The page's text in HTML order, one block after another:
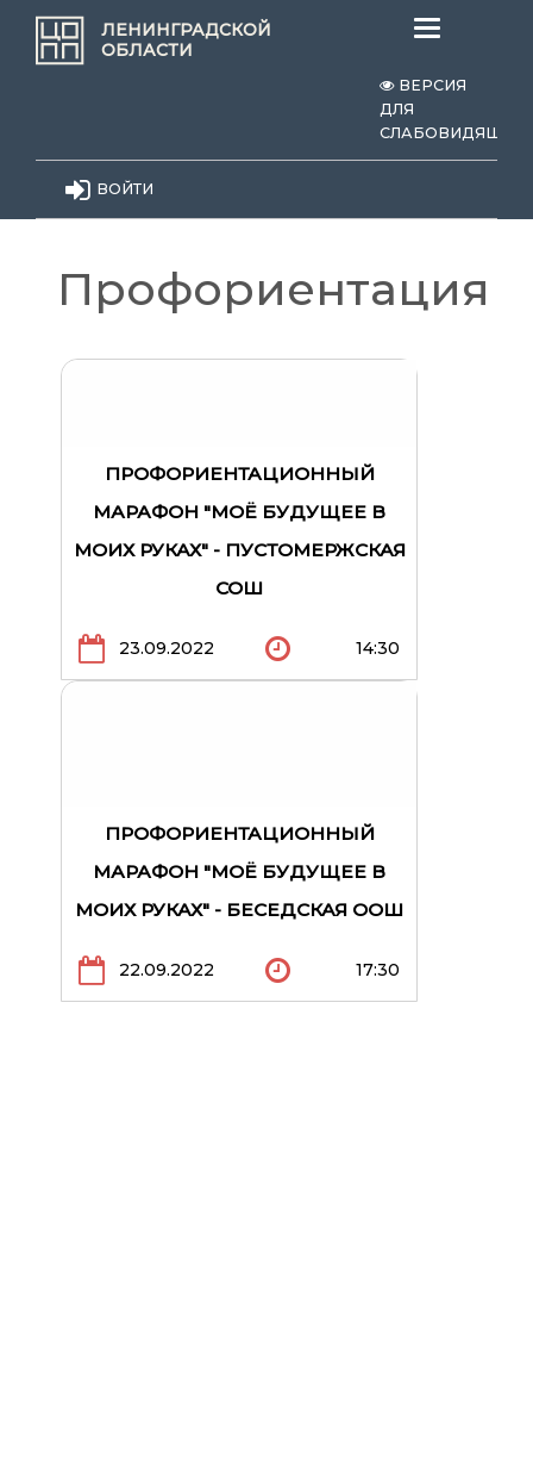
ЛЕНИНГРАДСКОЙ
ОБЛАСТИ
Меню
ВЕРСИЯ
ДЛЯ
СЛАБОВИДЯЩИХ
ВОЙТИ
Профориентация
ПРОФОРИЕНТАЦИОННЫЙ
МАРАФОН "МОЁ БУДУЩЕЕ В
МОИХ РУКАХ" - ПУСТОМЕРЖСКАЯ
СОШ
23.09.2022 14:30
ПРОФОРИЕНТАЦИОННЫЙ
МАРАФОН "МОЁ БУДУЩЕЕ В
МОИХ РУКАХ" - БЕСЕДСКАЯ ООШ
22.09.2022 17:30